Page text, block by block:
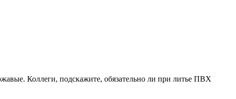
Коллеги, подскажите, обязательно ли при литье ПВХ